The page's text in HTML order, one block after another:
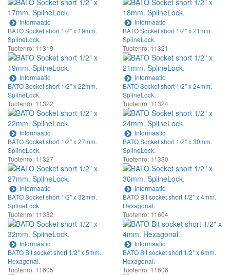
Informaatio
Informaatio
BATO Socket short 1/2" x 19mm.
SplineLock.
Tuotenro: 11319
Informaatio
BATO Socket short 1/2" x 21mm.
SplineLock.
Tuotenro: 11321
Informaatio
BATO Socket short 1/2" x 22mm.
SplineLock.
Tuotenro: 11322
Informaatio
BATO Socket short 1/2" x 24mm.
SplineLock.
Tuotenro: 11324
Informaatio
BATO Socket short 1/2" x 27mm.
SplineLock.
Tuotenro: 11327
Informaatio
BATO Socket short 1/2" x 30mm.
SplineLock.
Tuotenro: 11330
Informaatio
BATO Socket short 1/2" x 32mm.
SplineLock.
Tuotenro: 11332
Informaatio
BATO Bit socket short 1/2" x 4mm.
Hexagonal.
Tuotenro: 11604
Informaatio
BATO Bit socket short 1/2" x 5mm.
Hexagonal.
Tuotenro: 11605
BATO Bit socket short 1/2" x 6mm.
Hexagonal.
Tuotenro: 11606